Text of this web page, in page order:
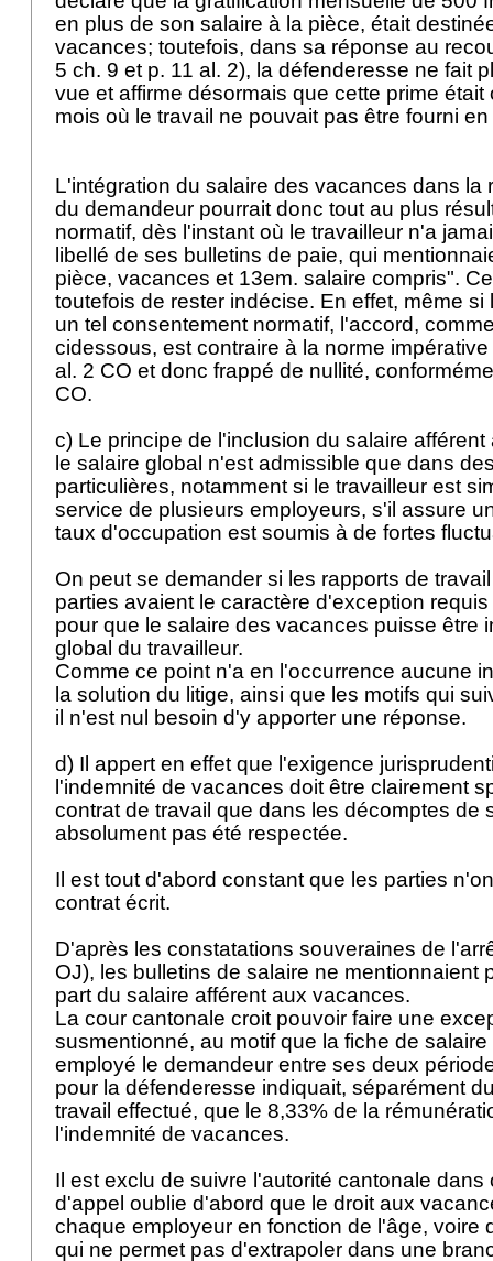
en plus de son salaire à la pièce, était
vacances; toutefois, dans sa réponse au
5 ch. 9 et p. 11 al. 2), la défenderesse ne fait
vue et affirme désormais que cette prime était
mois où le travail ne pouvait pas être fourni
L'intégration du salaire des vacances dans la
du demandeur pourrait donc tout au plus
normatif, dès l'instant où le travailleur n'a
libellé de ses bulletins de paie, qui
pièce, vacances et 13em. salaire compris".
toutefois de rester indécise. En effet, même si
un tel consentement normatif, l'accord,
cidessous, est contraire à la norme
al. 2 CO et donc frappé de nullité,
CO.
c) Le principe de l'inclusion du salaire
le salaire global n'est admissible que dans
particulières, notamment si le travailleur est
service de plusieurs employeurs, s'il assure
taux d'occupation est soumis à de fortes
On peut se demander si les rapports de
parties avaient le caractère d'exception
pour que le salaire des vacances puisse être
global du travailleur.
Comme ce point n'a en l'occurrence aucune
la solution du litige, ainsi que les motifs qui
il n'est nul besoin d'y apporter une réponse.
d) Il appert en effet que l'exigence
l'indemnité de vacances doit être clairement
contrat de travail que dans les décomptes de
absolument pas été respectée.
Il est tout d'abord constant que les parties
contrat écrit.
D'après les constatations souveraines de
OJ), les bulletins de salaire ne mentionnaient
part du salaire afférent aux vacances.
La cour cantonale croit pouvoir faire une
susmentionné, au motif que la fiche de
employé le demandeur entre ses deux
pour la défenderesse indiquait, séparément
travail effectué, que le 8,33% de la
l'indemnité de vacances.
Il est exclu de suivre l'autorité cantonale dans
d'appel oublie d'abord que le droit aux
chaque employeur en fonction de l'âge, voire
qui ne permet pas d'extrapoler dans une